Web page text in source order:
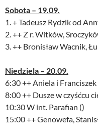
Sobota – 19.09.
1. + Tadeusz Rydzik od
2. ++ Z r. Witków,
3. ++ Bronisław Wacnik,
Niedziela – 20.09.
6:30 ++ Aniela i
8:00 ++ Dusze w czyśćcu
10:30 W int. Parafian ()
15:00 ++ Genowefa,